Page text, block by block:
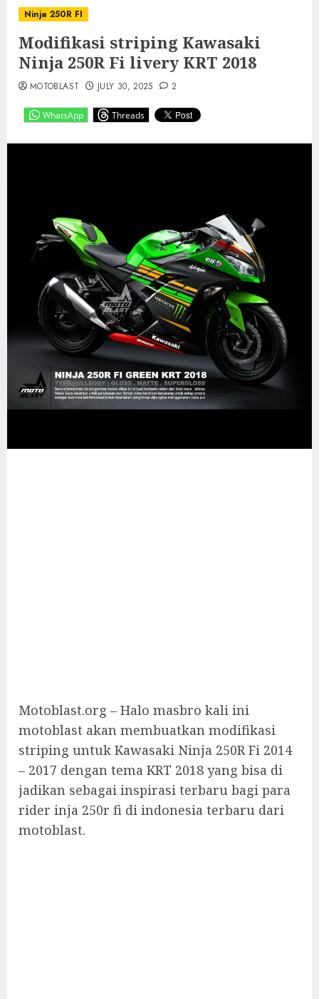
Ninja 250R FI
Modifikasi striping Kawasaki
Ninja 250R Fi livery KRT 2018
WhatsApp Threads
MOTOBLAST JULY 30, 2025 2
Motoblast.org – Halo masbro kali ini
motoblast akan membuatkan modifikasi
striping untuk Kawasaki Ninja 250R Fi 2014
– 2017 dengan tema KRT 2018 yang bisa di
jadikan sebagai inspirasi terbaru bagi para
rider inja 250r fi di indonesia terbaru dari
motoblast.